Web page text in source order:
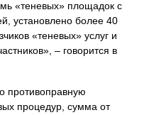
«теневых» площадок с
установлено более 40
«теневых» услуг и
– говорится в
противоправную
процедур, сумма от